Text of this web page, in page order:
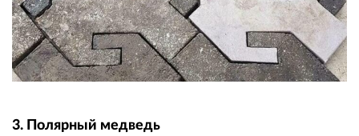
3. Полярный медведь